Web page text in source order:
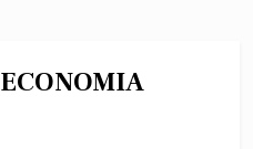
ECONOMIA